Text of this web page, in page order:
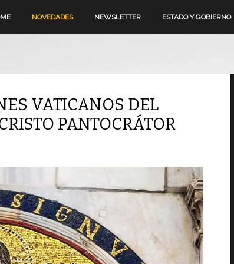
NOVEDADES NEWSLETTER ESTADO Y GOBIERNO
VATICANOS DEL
PANTOCRÁTOR